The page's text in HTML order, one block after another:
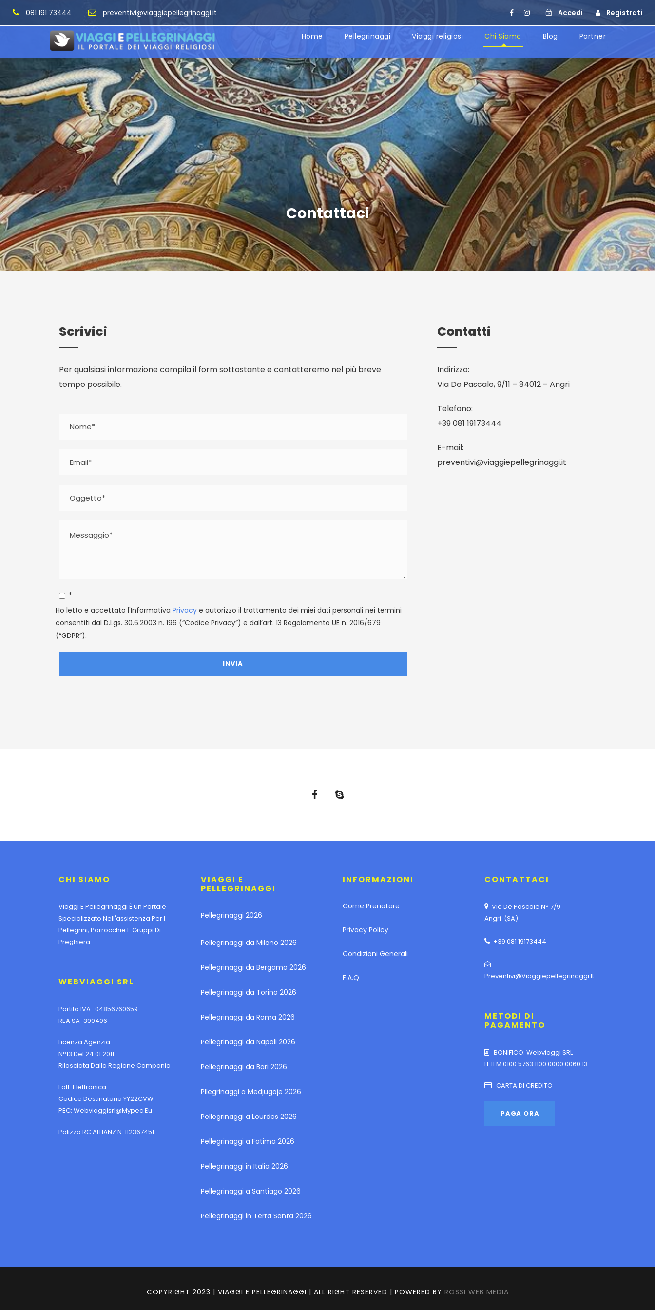
081 191 73444 preventivi@viaggiepellegrinaggi.it Accedi Registrati
Home Pellegrinaggi Viaggi religiosi Chi Siamo Blog Partner
Contattaci
Scrivici
Per qualsiasi informazione compila il form sottostante e contatteremo nel più breve
tempo possibile.
*
Ho letto e accettato l'Informativa Privacy e autorizzo il trattamento dei miei dati personali nei termini
consentiti dal D.Lgs. 30.6.2003 n. 196 (“Codice Privacy”) e dall’art. 13 Regolamento UE n. 2016/679
(“GDPR”).
Contatti
Indirizzo:
Via De Pascale, 9/11 – 84012 – Angri
Telefono:
+39 081 19173444
E-mail:
preventivi@viaggiepellegrinaggi.it
CHI SIAMO
Viaggi E Pellegrinaggi È Un Portale
Specializzato Nell'assistenza Per I
Pellegrini, Parrocchie E Gruppi Di
Preghiera.
WEBVIAGGI SRL
Partita IVA: 04856760659
REA SA-399406
Licenza Agenzia
N°13 Del 24.01.2011
Rilasciata Dalla Regione Campania
Fatt. Elettronica:
Codice Destinatario YY22CVW
PEC: Webviaggisrl@mypec.eu
Polizza RC ALLIANZ N. 112367451
VIAGGI E
PELLEGRINAGGI
Pellegrinaggi 2026
Pellegrinaggi da Milano 2026
Pellegrinaggi da Bergamo 2026
Pellegrinaggi da Torino 2026
Pellegrinaggi da Roma 2026
Pellegrinaggi da Napoli 2026
Pellegrinaggi da Bari 2026
Pllegrinaggi a Medjugoje 2026
Pellegrinaggi a Lourdes 2026
Pellegrinaggi a Fatima 2026
Pellegrinaggi in Italia 2026
Pellegrinaggi a Santiago 2026
Pellegrinaggi in Terra Santa 2026
INFORMAZIONI
Come Prenotare
Privacy Policy
Condizioni Generali
F.A.Q.
CONTATTACI
Via De Pascale N° 7/9
Angri (SA)
+39 081 19173444
Preventivi@viaggiepellegrinaggi.it
METODI DI
PAGAMENTO
BONIFICO: Webviaggi SRL
IT 11 M 0100 5763 1100 0000 0060 13
CARTA DI CREDITO
COPYRIGHT 2023 | VIAGGI E PELLEGRINAGGI | ALL RIGHT RESERVED | POWERED BY ROSSI WEB MEDIA